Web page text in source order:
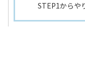
STEP1からや